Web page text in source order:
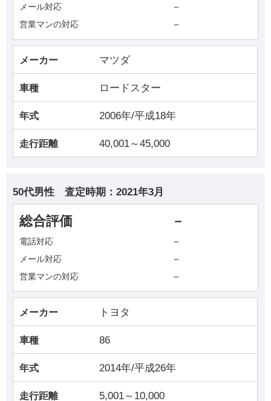
メール対応 －
営業マンの対応 －
メーカー マツダ
車種 ロードスター
年式 2006年/平成18年
走行距離 40,001～45,000
50代男性 査定時期： 2021年3月
総合評価 －
電話対応 －
メール対応 －
営業マンの対応 －
メーカー トヨタ
車種 86
年式 2014年/平成26年
走行距離 5,001～10,000